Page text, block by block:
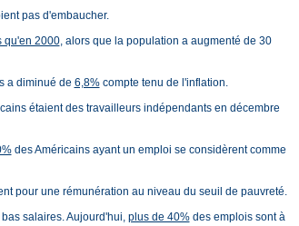
pas d'embaucher.
qu'en 2000, alors que la population a augmenté de 30
a diminué de 6,8%compte tenu de l'inflation.
étaient des travailleurs indépendants en décembre
des Américains ayant un emploi se considèrent comme
pour une rémunération au niveau du seuil de pauvreté.
salaires. Aujourd'hui, plus de 40%des emplois sont à